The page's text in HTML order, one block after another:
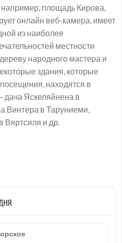
например, площадь Кирова,
онлайн веб-камера, имеет
из наиболее
местности
народного мастера и
здания, которые
находятся в
дача Яскеляйнена в
Винтера в Таруниеми,
Вяртсиля и др.